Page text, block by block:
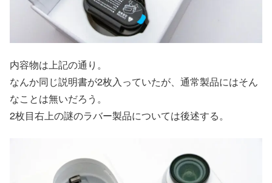
内容物は上記の通り。
なんか同じ説明書が2枚入っていたが、通常製品にはそん
なことは無いだろう。
2枚目右上の謎のラバー製品については後述する。